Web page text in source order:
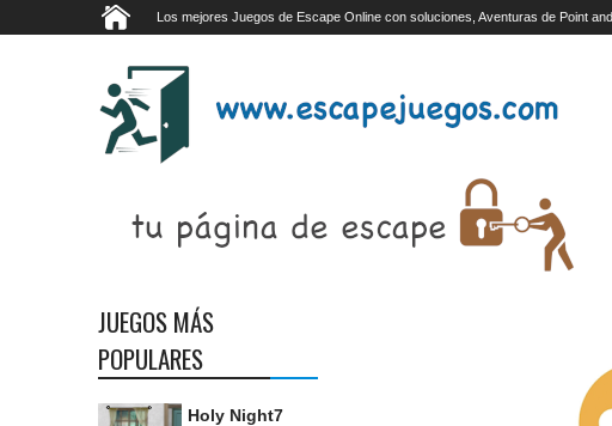
Los mejores Juegos de Escape Online con soluciones, Aventuras de Point
JUEGOS MÁS
POPULARES
Holy Night7